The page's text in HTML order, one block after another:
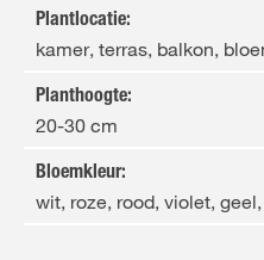
Plantlocatie:
kamer, terras, balkon,
Planthoogte:
20-30 cm
Bloemkleur:
wit, roze, rood, violet,